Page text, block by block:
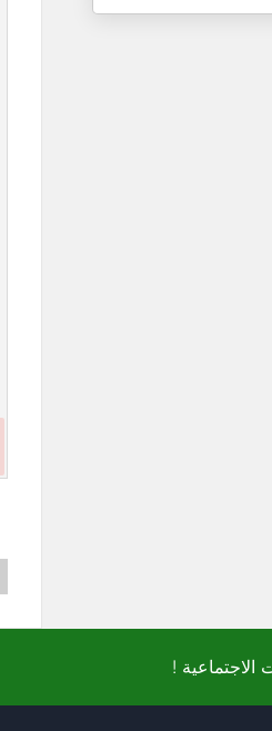
الاجتماعية